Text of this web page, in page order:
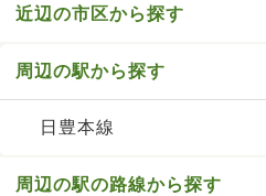
近辺の市区から探す
周辺の駅から探す
日豊本線
周辺の駅の路線から探す